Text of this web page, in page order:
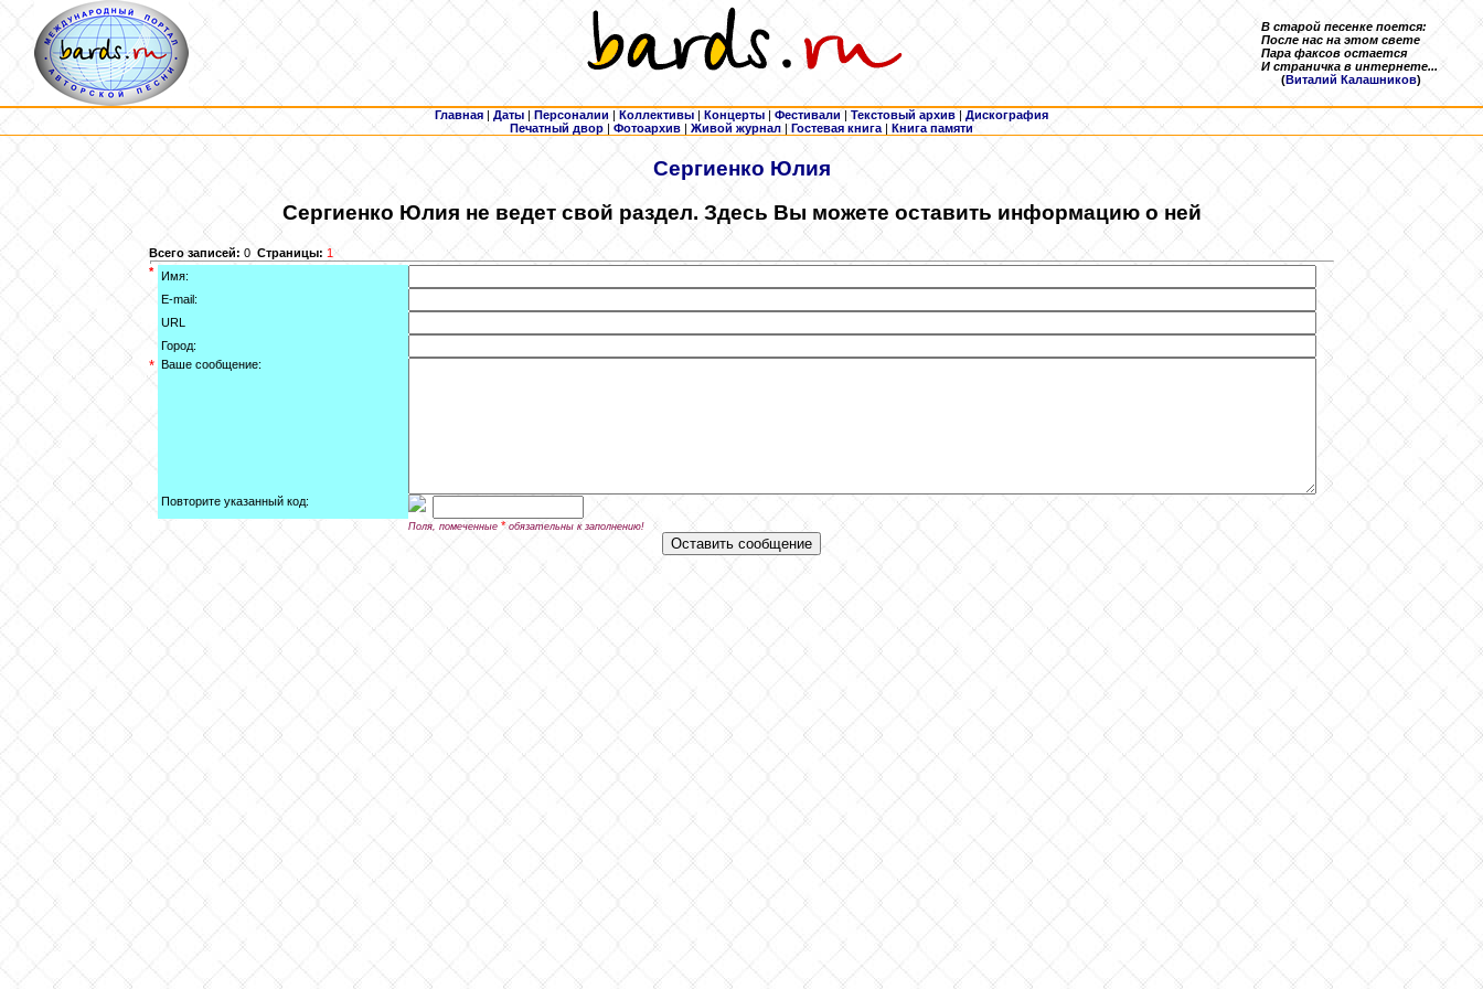
В старой песенке поется:
После нас на этом свете
Пара факсов остается
И страничка в интернете...
(Виталий Калашников)
Главная | Даты | Персоналии | Коллективы | Концерты | Фестивали | Текстовый архив | Дискография
Печатный двор | Фотоархив | Живой журнал | Гостевая книга | Книга памяти
Сергиенко Юлия
Сергиенко Юлия не ведет свой раздел. Здесь Вы можете оставить информацию о ней
Всего записей: 0 Страницы: 1
*
Имя:
E-mail:
URL
Город:
* Ваше сообщение:
Повторите указанный код:
Поля, помеченные*обязательны к заполнению!